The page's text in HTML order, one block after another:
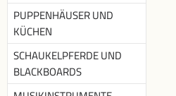
PUPPENHÄUSER UND
KÜCHEN
SCHAUKELPFERDE UND
BLACKBOARDS